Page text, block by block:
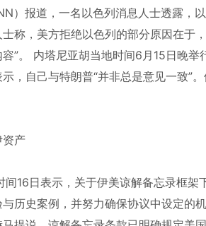
）报道，一名以色列消息人士透露，
称，美方拒绝以色列的部分原因在于
”。 内塔尼亚胡当地时间6月15日晚举
，自己与特朗普“并非总是意见一致”
资产
16日表示，关于伊美谅解备忘录框架
历史案例，并努力确保协议中设定的